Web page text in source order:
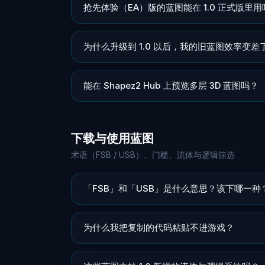
抢先体验（EA）版的蓝图能在 1.0 正式版里用
为什么升级到 1.0 以后，我的旧蓝图效率变差
能在 Shapez2 Hub 上预览多层 3D 蓝图吗？
下载与使用蓝图
术语（FSB / USB）、门槛、流体与逻辑筛选
「FSB」和「USB」是什么意思？该下哪一种
为什么我把复制的代码粘贴不进游戏？